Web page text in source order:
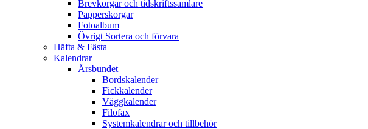
Brevkorgar och tidskriftssamlare
Papperskorgar
Fotoalbum
Övrigt Sortera och förvara
Häfta & Fästa
Kalendrar
Årsbundet
Bordskalender
Fickkalender
Väggkalender
Filofax
Systemkalendrar och tillbehör